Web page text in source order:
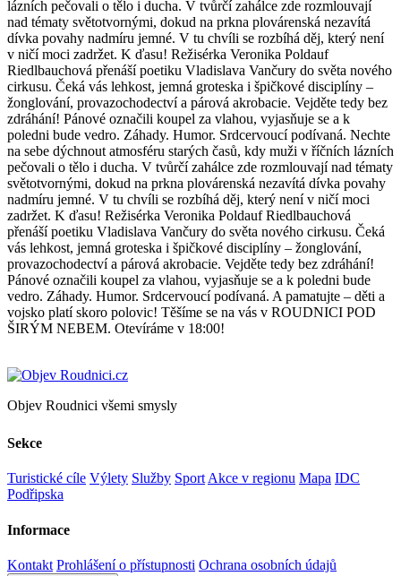
lázních pečovali o tělo i ducha. V tvůrčí zahálce zde rozmlouvají
nad tématy světotvornými, dokud na prkna plovárenská nezavítá
dívka povahy nadmíru jemné. V tu chvíli se rozbíhá děj, který není
v ničí moci zadržet. K ďasu! Režisérka Veronika Poldauf
Riedlbauchová přenáší poetiku Vladislava Vančury do světa nového
cirkusu. Čeká vás lehkost, jemná groteska i špičkové disciplíny –
žonglování, provazochodectví a párová akrobacie. Vejděte tedy bez
zdráhání! Pánové označili koupel za vlahou, vyjasňuje se a k
poledni bude vedro. Záhady. Humor. Srdcervoucí podívaná. Nechte
na sebe dýchnout atmosféru starých časů, kdy muži v říčních lázních
pečovali o tělo i ducha. V tvůrčí zahálce zde rozmlouvají nad tématy
světotvornými, dokud na prkna plovárenská nezavítá dívka povahy
nadmíru jemné. V tu chvíli se rozbíhá děj, který není v ničí moci
zadržet. K ďasu! Režisérka Veronika Poldauf Riedlbauchová
přenáší poetiku Vladislava Vančury do světa nového cirkusu. Čeká
vás lehkost, jemná groteska i špičkové disciplíny – žonglování,
provazochodectví a párová akrobacie. Vejděte tedy bez zdráhání!
Pánové označili koupel za vlahou, vyjasňuje se a k poledni bude
vedro. Záhady. Humor. Srdcervoucí podívaná. A pamatujte – děti a
vojsko platí skoro polovic! Těšíme se na vás v ROUDNICI POD
ŠIRÝM NEBEM. Otevíráme v 18:00!
Objev Roudnici všemi smysly
Sekce
Turistické cíle Výlety Služby Sport Akce v regionu Mapa IDC
Podřipska
Informace
Kontakt Prohlášení o přístupnosti Ochrana osobních údajů